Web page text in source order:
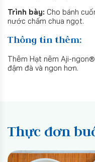
Trình bày: Cho bánh
nước chấm chua ngọt.
Thông tin thêm:
Thêm Hạt nêm Aji-
đậm đà và ngon hơn.
Thực đơn